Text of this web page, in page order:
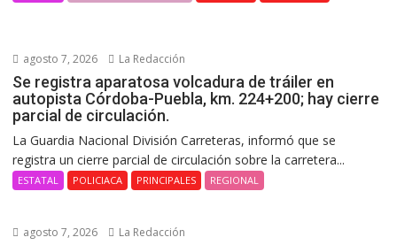
agosto 7, 2026 La Redacción
Se registra aparatosa volcadura de tráiler en
autopista Córdoba-Puebla, km. 224+200; hay cierre
parcial de circulación.
La Guardia Nacional División Carreteras, informó que se
registra un cierre parcial de circulación sobre la carretera...
ESTATAL POLICIACA PRINCIPALES REGIONAL
agosto 7, 2026 La Redacción